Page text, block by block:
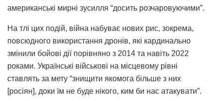
американські мирні зусилля “досить розчаровуючими”.
На тлі цих подій, війна набуває нових рис, зокрема,
повсюдного використання дронів, які кардинально
змінили бойові дії порівняно з 2014 та навіть 2022
роками. Українські військові на місцевому рівні
ставлять за мету “знищити якомога більше з них
[росіян], доки їм не буде нікого, ким би нас атакувати”.